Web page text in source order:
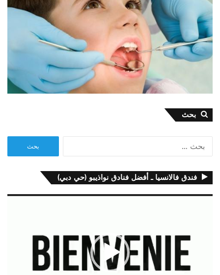
بحث
فندق فالانسيا ـ أفضل فنادق نواذيبو (حي دبي)